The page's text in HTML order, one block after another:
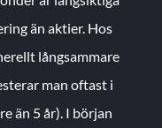
än aktier. Hos
långsammare
man oftast i
än 5 år). I början